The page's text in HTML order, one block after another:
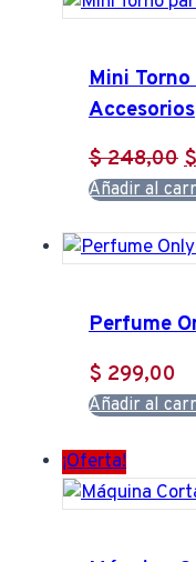
Mini
Accesorios
$248,00 El
$
Añadir al
Perfume
$ 299,00
Añadir al
¡Oferta!